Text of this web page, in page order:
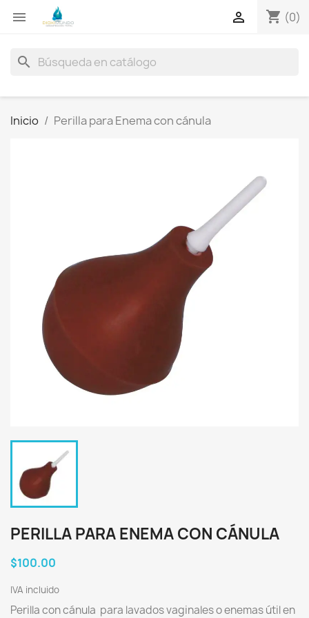
 shopping_cart (0)

search
Inicio Perilla para Enema con cánula
PERILLA PARA ENEMA CON CÁNULA
$100.00
IVA incluido
Perilla con cánula para lavados vaginales o enemas útil en